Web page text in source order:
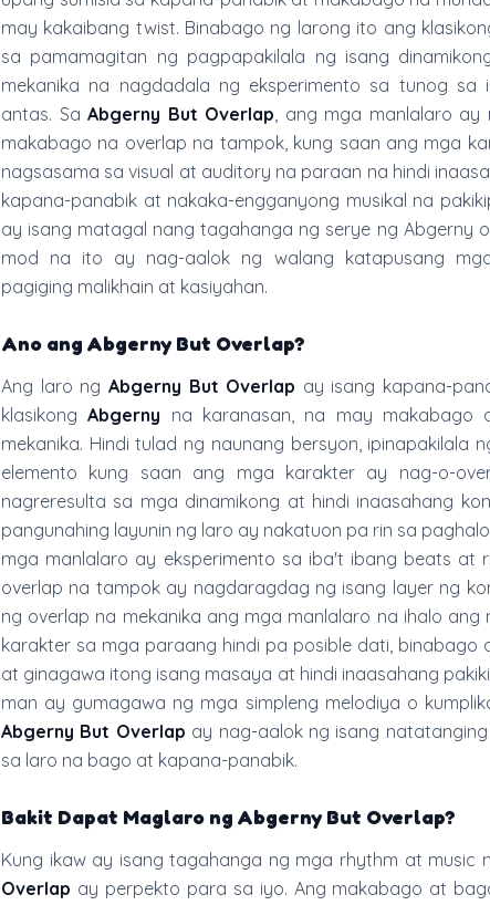
may kakaibang twist. Binabago ng larong ito ang
sa pamamagitan ng pagpapakilala ng isang
mekanika na nagdadala ng eksperimento sa tunog sa
antas. SaAbgerny But Overlap, ang mga manlalaro ay
makabago na overlap na tampok, kung saan ang mga
nagsasama sa visual at auditory na paraan na hindi
kapana-panabik at nakaka-engganyong musikal na
ay isang matagal nang tagahanga ng serye ng Abgerny
mod na ito ay nag-aalok ng walang katapusang
pagiging malikhain at kasiyahan.
Ano ang Abgerny But Overlap?
Ang laro ng Abgerny But Overlap ay isang kapana-
klasikongAbgerny na karanasan, na may makabago
mekanika. Hindi tulad ng naunang bersyon, ipinapakilala
elemento kung saan ang mga karakter ay nag-o-
nagreresulta sa mga dinamikong at hindi inaasahang
pangunahing layunin ng laro ay nakatuon pa rin sa
mga manlalaro ay eksperimento sa iba't ibang beats at
overlap na tampok ay nagdaragdag ng isang layer ng
ng overlap na mekanika ang mga manlalaro na ihalo
karakter sa mga paraang hindi pa posible dati, binabago
at ginagawa itong isang masaya at hindi inaasahang
man ay gumagawa ng mga simpleng melodiya o
Abgerny But Overlap ay nag-aalok ng isang
sa laro na bago at kapana-panabik.
Bakit Dapat Maglaro ng Abgerny But Overlap?
Kung ikaw ay isang tagahanga ng mga rhythm at music
Overlap ay perpekto para sa iyo. Ang makabago at